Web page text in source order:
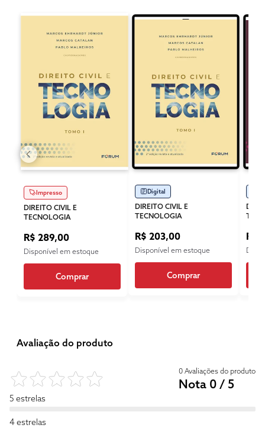
Impresso
DIREITO CIVIL E
TECNOLOGIA
R$ 289,00
Disponível em estoque
Comprar
Digital
DIREITO CIVIL E
TECNOLOGIA
R$ 203,00
Disponível em estoque
Comprar
R$
Avaliação do produto
0 Avaliações do produto
Nota 0 / 5
5 estrelas
4 estrelas